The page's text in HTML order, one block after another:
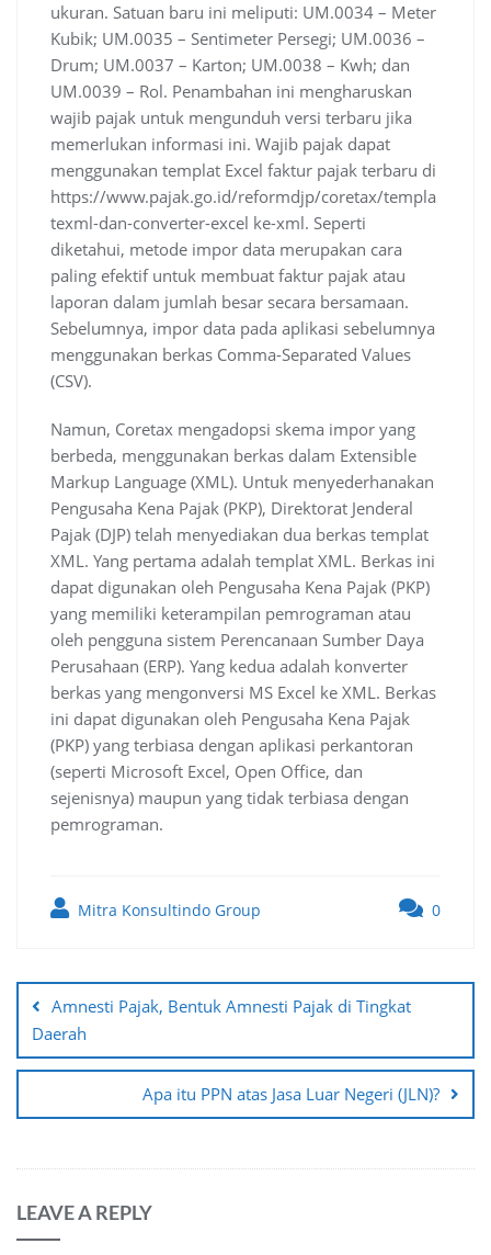
ukuran. Satuan baru ini meliputi: UM.0034 – Meter
Kubik; UM.0035 – Sentimeter Persegi; UM.0036 –
Drum; UM.0037 – Karton; UM.0038 – Kwh; dan
UM.0039 – Rol. Penambahan ini mengharuskan
wajib pajak untuk mengunduh versi terbaru jika
memerlukan informasi ini. Wajib pajak dapat
menggunakan templat Excel faktur pajak terbaru di
https://www.pajak.go.id/reformdjp/coretax/templa
texml-dan-converter-excel ke-xml. Seperti
diketahui, metode impor data merupakan cara
paling efektif untuk membuat faktur pajak atau
laporan dalam jumlah besar secara bersamaan.
Sebelumnya, impor data pada aplikasi sebelumnya
menggunakan berkas Comma-Separated Values ​​
(CSV).
Namun, Coretax mengadopsi skema impor yang
berbeda, menggunakan berkas dalam Extensible
Markup Language (XML). Untuk menyederhanakan
Pengusaha Kena Pajak (PKP), Direktorat Jenderal
Pajak (DJP) telah menyediakan dua berkas templat
XML. Yang pertama adalah templat XML. Berkas ini
dapat digunakan oleh Pengusaha Kena Pajak (PKP)
yang memiliki keterampilan pemrograman atau
oleh pengguna sistem Perencanaan Sumber Daya
Perusahaan (ERP). Yang kedua adalah konverter
berkas yang mengonversi MS Excel ke XML. Berkas
ini dapat digunakan oleh Pengusaha Kena Pajak
(PKP) yang terbiasa dengan aplikasi perkantoran
(seperti Microsoft Excel, Open Office, dan
sejenisnya) maupun yang tidak terbiasa dengan
pemrograman.
Mitra Konsultindo Group 0
navigation
Amnesti Pajak, Bentuk Amnesti Pajak di Tingkat
Daerah
Apa itu PPN atas Jasa Luar Negeri (JLN)?
LEAVE A REPLY